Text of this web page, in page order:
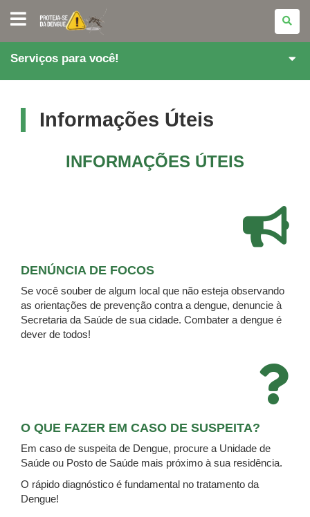
PARANÁ
CONTRA
A
DENGUE
Serviços para você!
Informações Úteis
INFORMAÇÕES ÚTEIS
DENÚNCIA DE FOCOS
Se você souber de algum local que não esteja observando
as orientações de prevenção contra a dengue, denuncie à
Secretaria da Saúde de sua cidade. Combater a dengue é
dever de todos!
O QUE FAZER EM CASO DE SUSPEITA?
Em caso de suspeita de Dengue, procure a Unidade de
Saúde ou Posto de Saúde mais próximo à sua residência.
O rápido diagnóstico é fundamental no tratamento da
Dengue!